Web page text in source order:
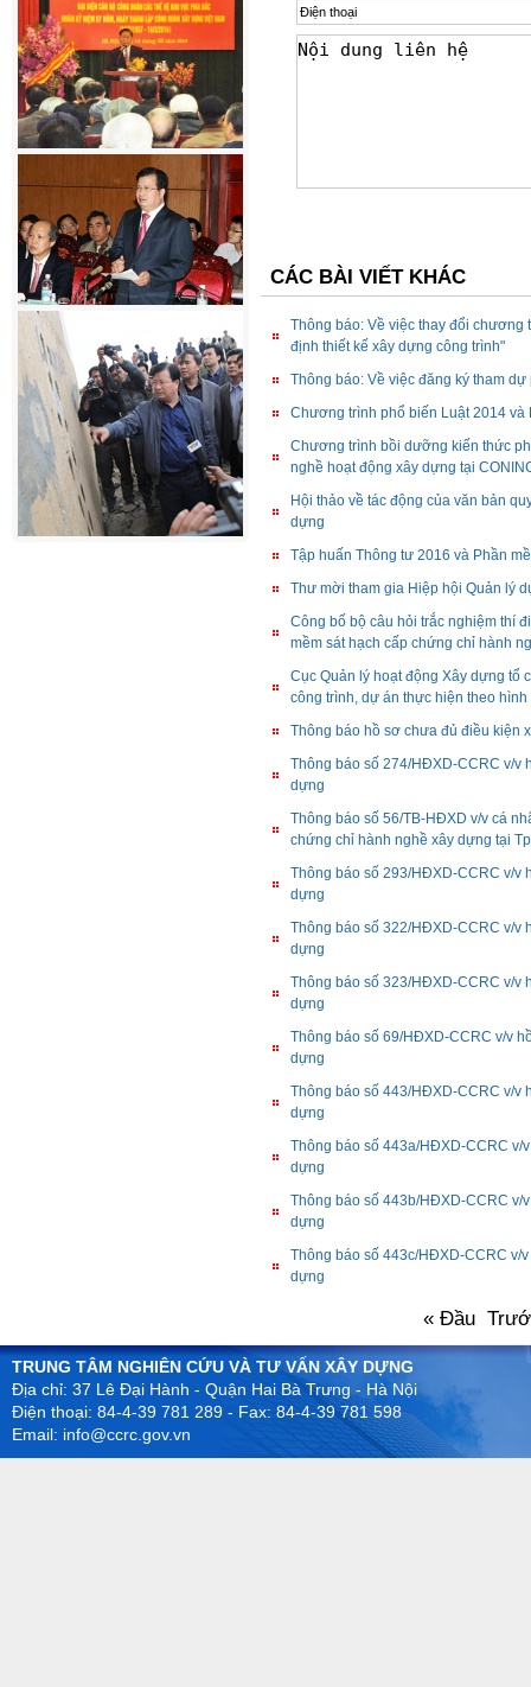
CÁC BÀI VIẾT KHÁC
Thông báo: Về việc thay đổi chương
định thiết kế xây dựng công trình"
Thông báo: Về việc đăng ký tham
Chương trình phổ biến Luật 2014
Chương trình bồi dưỡng kiến thức
nghề hoạt động xây dựng tại
Hội thảo về tác động của văn bản
dựng
Tập huấn Thông tư 2016 và Phần
Thư mời tham gia Hiệp hội Quản lý
Công bố bộ câu hỏi trắc nghiệm thí
mềm sát hạch cấp chứng chỉ hành
Cục Quản lý hoạt động Xây dựng tổ
công trình, dự án thực hiện theo
Thông báo hồ sơ chưa đủ điều kiện
Thông báo số 274/HĐXD-CCRC v/v
dựng
Thông báo số 56/TB-HĐXD v/v cá
chứng chỉ hành nghề xây dựng tại
Thông báo số 293/HĐXD-CCRC v/v
dựng
Thông báo số 322/HĐXD-CCRC v/v
dựng
Thông báo số 323/HĐXD-CCRC v/v
dựng
Thông báo số 69/HĐXD-CCRC v/v
dựng
Thông báo số 443/HĐXD-CCRC v/v
dựng
Thông báo số 443a/HĐXD-CCRC v/
dựng
Thông báo số 443b/HĐXD-CCRC v/
dựng
Thông báo số 443c/HĐXD-CCRC v/
dựng
« Đầu
TRUNG TÂM NGHIÊN CỨU VÀ TƯ VẤN XÂY DỰNG
Địa chỉ: 37 Lê Đại Hành - Quận Hai Bà Trưng - Hà Nội
Điện thoại: 84-4-39 781 289 - Fax: 84-4-39 781 598
Email: info@ccrc.gov.vn